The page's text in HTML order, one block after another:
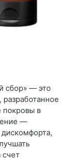
сбор» — это
покровы в
—
счет